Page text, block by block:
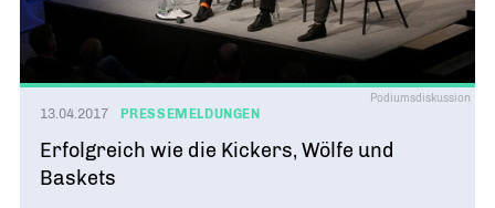
Podiumsdiskussion
13.04.2017 PRESSEMELDUNGEN
Erfolgreich wie die Kickers, Wölfe und
Baskets